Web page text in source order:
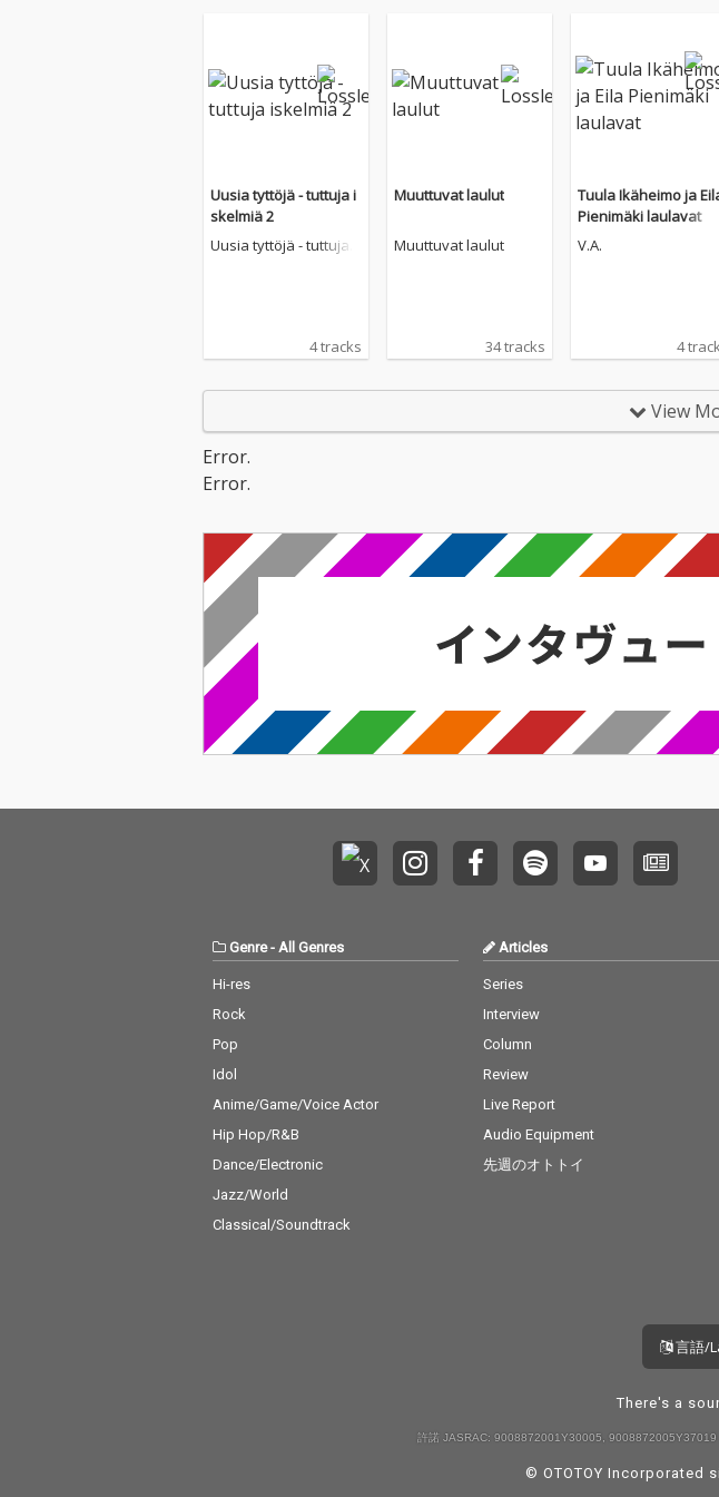
Uusia tyttöjä - tuttuja i
skelmiä 2
Uusia tyttöjä - tuttuja i
4 tracks
Muuttuvat laulut
Muuttuvat laulut
34 tracks
Tuula Ikäheimo ja
Pienimäki laulavat
V.A.
4
View
Error.
Error.
Genre- All Genres
Hi-res
Rock
Pop
Idol
Anime/Game/Voice Actor
Hip Hop/R&B
Dance/Electronic
Jazz/World
Classical/Soundtrack
Articles
Series
Interview
Column
Review
Live Report
Audio Equipment
先週のオトトイ
言語/
There's a
許諾 JASRAC: 9008872001Y30005,
© OTOTOY Incorporated